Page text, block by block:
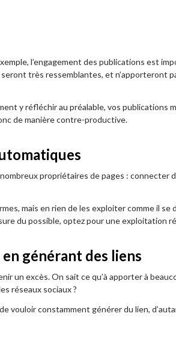
l’engagement des publications est
très ressemblantes, et n’apporteront
y réfléchir au préalable, vos
de manière contre-productive.
propriétaires de pages : connecter
mais en rien de les exploiter comme il
du possible, optez pour une exploitation
générant des liens
un excès. On sait ce qu’à apporter à
réseaux sociaux ?
vouloir constamment générer du lien,